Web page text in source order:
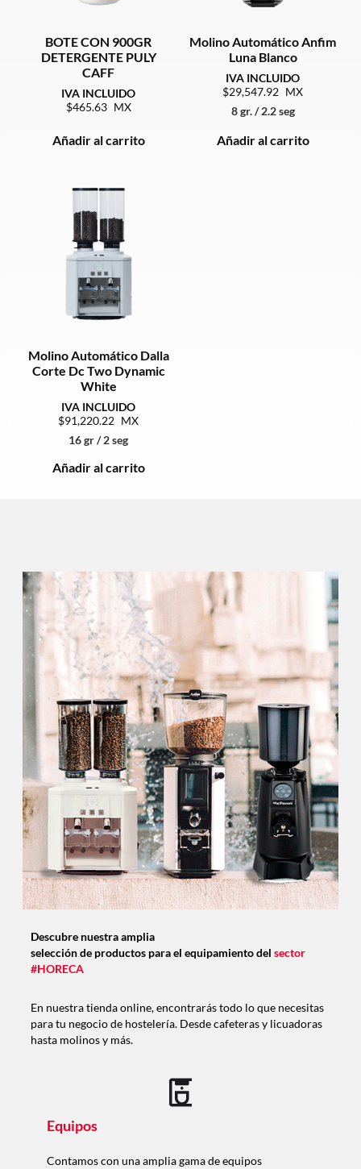
BOTE CON 900GR
DETERGENTE PULY
CAFF
465.63
Añadir al carrito
Molino Automático Anfim
Luna Blanco
29,547.92
8 gr. / 2.2 seg
Añadir al carrito
Molino Automático Dalla
Corte Dc Two Dynamic
White
91,220.22
16 gr / 2 seg
Añadir al carrito
Descubre nuestra amplia
selección de productos para el equipamiento del sector
#HORECA
En nuestra tienda online, encontrarás todo lo que necesitas
para tu negocio de hostelería. Desde cafeteras y licuadoras
hasta molinos y más.
Equipos
Contamos con una amplia gama de equipos